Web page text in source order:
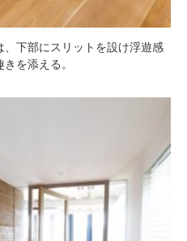
下部にスリットを設け浮遊感
を添える。